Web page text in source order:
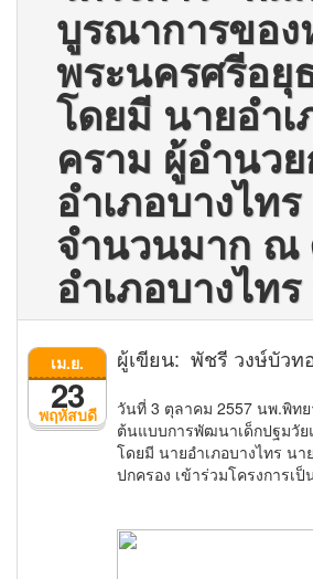
บูรณาการของ
พระนครศรีอยุ
โดยมี นายอำ
คราม ผู้อำนว
อำเภอบางไท
จำนวนมาก ณ
อำเภอบางไท
พฤหัสบดี
เม.ย.
23
ผู้เขียน: พัชรี วงษ์บัวท
วันที่ 3 ตุลาคม 2557 นพ.พิท
ต้นแบบการพัฒนาเด็กปฐมวั
โดยมี นายอำเภอบางไทร น
ปกครอง เข้าร่วมโครงการ